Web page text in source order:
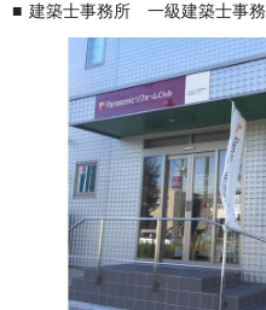
建築士事務所 一級建築士事